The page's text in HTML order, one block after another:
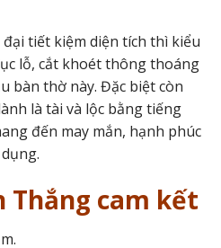
tiết kiệm diện tích thì kiểu
lỗ, cắt khoét thông thoáng
bàn thờ này. Đặc biệt còn
là tài và lộc bằng tiếng
đến may mắn, hạnh phúc
Thắng cam kết